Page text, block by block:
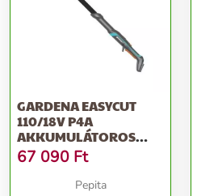
GARDENA EASYCUT
110/18V P4A
AKKUMULÁTOROS
ÁGVÁGÓ OLLÓ
AKKUMULÁTOR
67 090 Ft
Pepita